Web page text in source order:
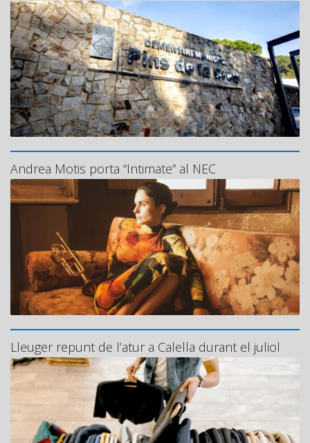
Andrea Motis porta “Intimate” al NEC
Lleuger repunt de l’atur a Calella durant el juliol